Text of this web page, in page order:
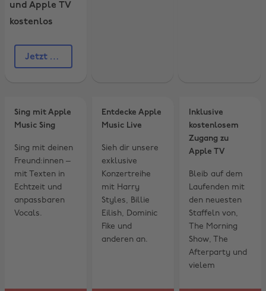
Konzerte und
vieles mehr. Mit
Studierende
erhältst du einen
reduzierten Preis
außerdem
kostenlosen
Apple TV.
und Apple TV
kostenlos
Jetzt einlösen
Sing mit Apple
Music Sing
Sing mit deinen
Freund:innen –
mit Texten in
Echtzeit und
anpassbaren
Vocals.
Entdecke Apple
Music Live
Sieh dir unsere
exklusive
Konzertreihe
mit Harry
Styles, Billie
Eilish, Dominic
Fike und
anderen an.
Inklusive
kostenlosem
Zugang zu
Apple TV
Bleib auf dem
Laufenden mit
den neuesten
Staffeln von,
The Morning
Show, The
Afterparty und
vielem